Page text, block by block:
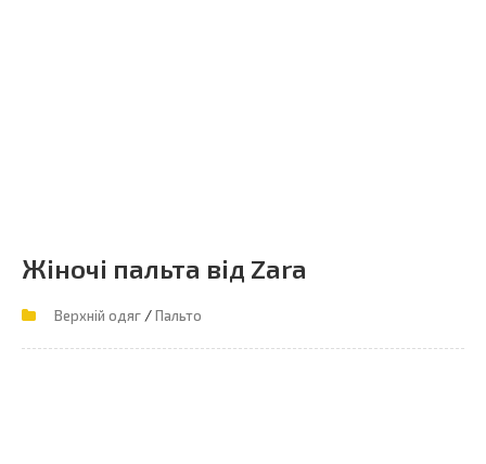
Жіночі пальта від Zara
Верхній одяг /Пальто